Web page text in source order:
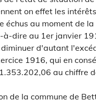
on effet les
échus au moment de
à-dire au 1er janvier
d'autant
1916, qui en
au chiffre
de la commune de